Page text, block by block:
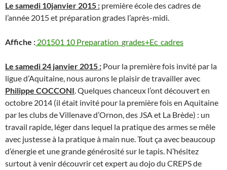
Le samedi 10janvier 2015 : première école des cadres de
l’année 2015 et préparation grades l’après-midi.
Affiche : 201501 10 Preparation_grades+Ec_cadres
Le samedi 24 janvier 2015 : Pour la première fois invité par la
ligue d’Aquitaine, nous aurons le plaisir de travailler avec
Philippe COCCONI. Quelques chanceux l’ont découvert en
octobre 2014 (il était invité pour la première fois en Aquitaine
par les clubs de Villenave d’Ornon, des JSA et La Brède) : un
travail rapide, léger dans lequel la pratique des armes se mêle
avec justesse à la pratique à main nue. Tout ça avec beaucoup
d’énergie et une grande générosité sur le tapis. N’hésitez
surtout à venir découvrir cet expert au dojo du CREPS de